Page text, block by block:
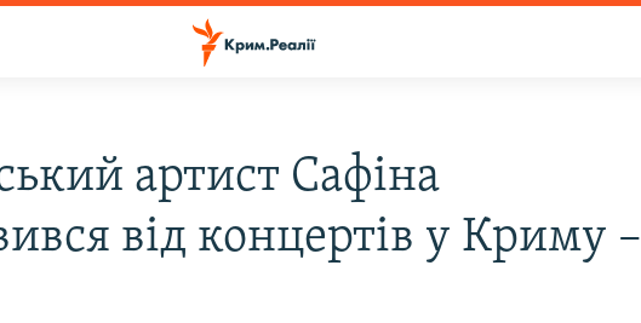
артист Сафіна
від концертів у Криму –